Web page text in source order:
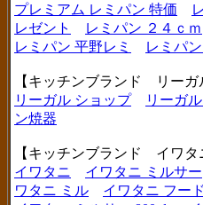
プレミアム レミパン 特価
レゼント
レミパン ２４ｃｍ
レミパン 平野レミ
レミパ
【キッチンブランド リーガ
リーガル ショップ
リーガ
ン焼器
【キッチンブランド イワタ
イワタニ
イワタニ ミルサー
ワタニ ミル
イワタニ フー